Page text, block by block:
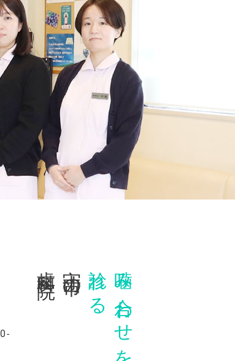
噛み合わせを
診れる
守山市の